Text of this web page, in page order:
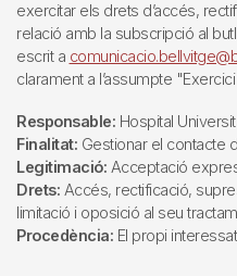
exercitar els drets d’accés,
relació amb la subscripció al
escrit a
clarament a l’assumpte
Responsable: Hospital
Finalitat: Gestionar el contacte
Legitimació: Acceptació
Drets: Accés, rectificació,
limitació i oposició al seu
Procedència: El propi